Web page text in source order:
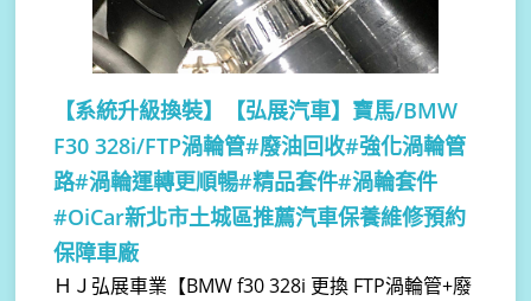
【系統升級換裝】
【弘展汽車】寶馬/BMW
F30 328i/FTP渦輪管#廢油回收#強化渦輪管
路#渦輪運轉更順暢#精品套件#渦輪套件
#OiCar新北市土城區推薦汽車保養維修預約
保障車廠
ＨＪ弘展車業【BMW f30 328i 更換 FTP渦輪管+廢